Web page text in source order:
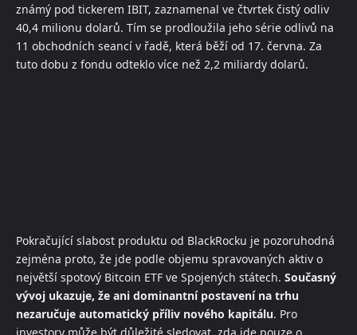
známý pod tickerem IBIT, zaznamenal ve čtvrtek čistý odliv
40,4 milionu dolarů. Tím se prodloužila jeho série odlivů na
11 obchodních seancí v řadě, která běží od 17. června. Za
tuto dobu z fondu odteklo více než 2,2 miliardy dolarů.
Pokračující slabost produktu od BlackRocku je pozoruhodná
zejména proto, že jde podle objemu spravovaných aktiv o
největší spotový Bitcoin ETF ve Spojených státech. Současný
vývoj ukazuje, že ani dominantní postavení na trhu
nezaručuje automatický příliv nového kapitálu. Pro